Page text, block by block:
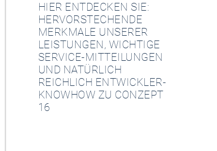
HIER ENTDECKEN SIE:
HERVORSTECHENDE
MERKMALE UNSERER
LEISTUNGEN, WICHTIGE
SERVICE-MITTEILUNGEN
UND NATÜRLICH
REICHLICH ENTWICKLER-
KNOWHOW ZU CONZEPT
16